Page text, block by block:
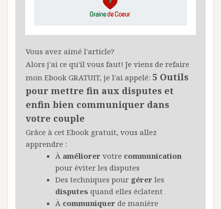
Vous avez aimé l'article?
Alors j'ai ce qu'il vous faut! Je viens de refaire
mon Ebook GRATUIT, je l'ai appelé: 5 Outils
pour mettre fin aux disputes et
enfin bien communiquer dans
votre couple
Grâce à cet Ebook gratuit, vous allez
apprendre :
À améliorer votre communication
pour éviter les disputes
Des techniques pour gérer les
disputes quand elles éclatent
À communiquer de manière